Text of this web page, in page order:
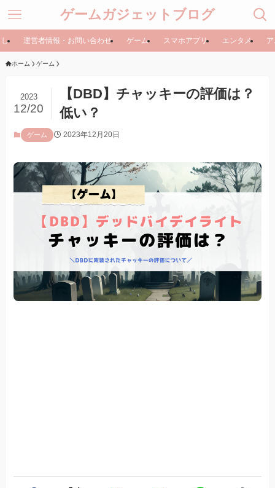
ゲームガジェットブログ
運営者情報・お問い合わせ ゲーム スマホアプリ エンタメ
ホーム ゲーム
【DBD】チャッキーの評価は？
低い？
2023
12/20
ゲーム 2023年12月20日